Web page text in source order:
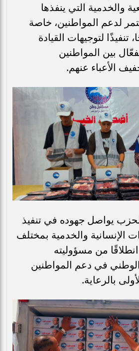
والخدمية التي ينفذها
لدعم المواطنين، خاصة
تنفيذًا لتوجيهات القيادة
بين المواطنين
الأعباء عنهم.
يواصل جهوده في تنفيذ
الإنسانية والخدمية بمختلف
من مسؤوليته
في دعم المواطنين
بالرعاية.